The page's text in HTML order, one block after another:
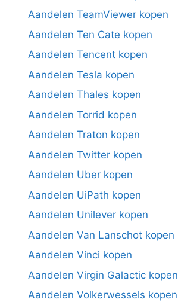
Aandelen TeamViewer kopen
Aandelen Ten Cate kopen
Aandelen Tencent kopen
Aandelen Tesla kopen
Aandelen Thales kopen
Aandelen Torrid kopen
Aandelen Traton kopen
Aandelen Twitter kopen
Aandelen Uber kopen
Aandelen UiPath kopen
Aandelen Unilever kopen
Aandelen Van Lanschot kopen
Aandelen Vinci kopen
Aandelen Virgin Galactic kopen
Aandelen Volkerwessels kopen